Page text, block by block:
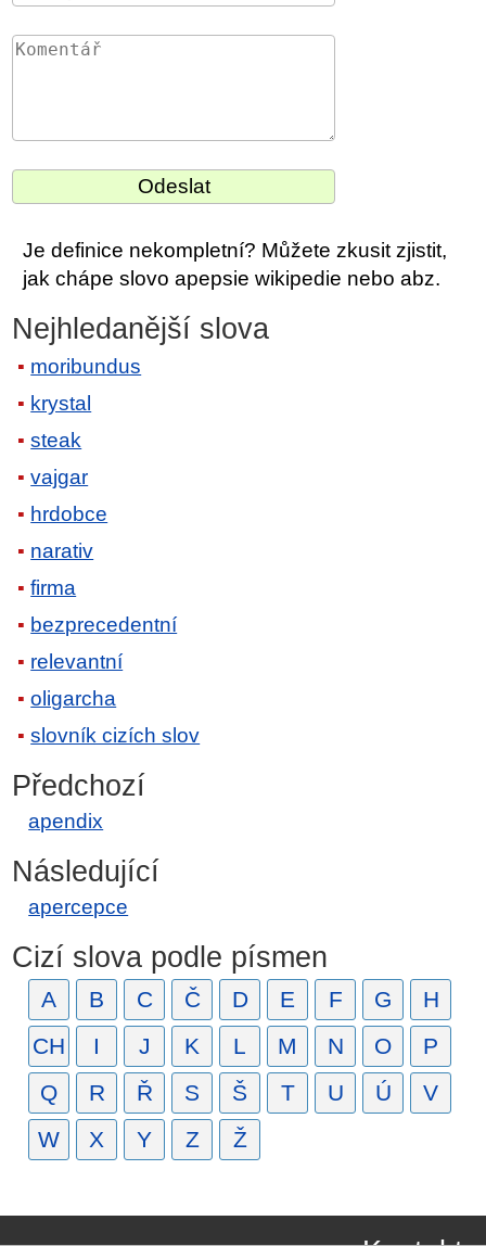
Je definice nekompletní? Můžete zkusit zjistit,
jak chápe slovo apepsie wikipedie nebo abz.
Nejhledanější slova
moribundus
krystal
steak
vajgar
hrdobce
narativ
firma
bezprecedentní
relevantní
oligarcha
slovník cizích slov
Předchozí
apendix
Následující
apercepce
Cizí slova podle písmen
A B C Č D E F G
H
CH
I J K L M N O
P
Q
R Ř S Š T U Ú
V
W
X Y Z Ž